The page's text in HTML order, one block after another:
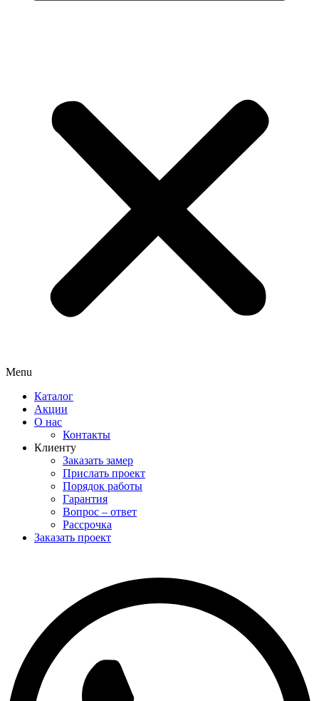
Menu
Каталог
Акции
О нас
Контакты
Клиенту
Заказать замер
Прислать проект
Порядок работы
Гарантия
Вопрос – ответ
Рассрочка
Заказать проект